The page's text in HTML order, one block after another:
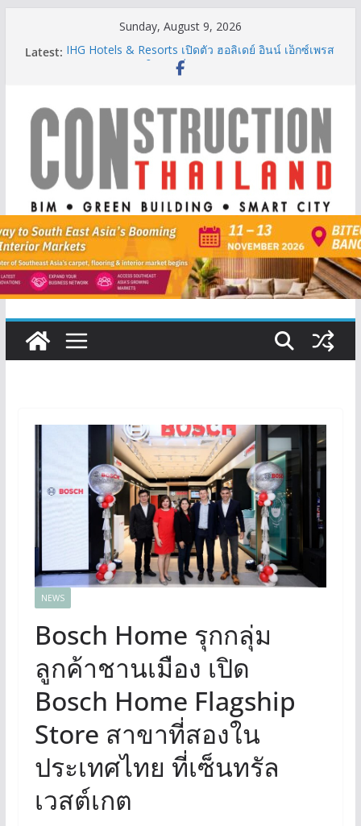
Sunday, August 9, 2026
Latest: IHG Hotels & Resorts เปิดตัว ฮอลิเดย์ อินน์ เอ็กซ์เพรส
อ่าวนางแห่งแรกในกระบี่
รับมือแผ่นดินไหว
TITLE เผยรายได้ครึ่งปีแรก’69 มากกว่า 2,000 ล้านบาท
เติบโต 377% ชี้ดีมานด์ภูเก็ตยังแกร่ง
BCT Expo 2026 ชูแนวคิด “Empowering Net Zero in
Construction & Mining” ขับเคลื่อนอุตสาหกรรม
ลลิล พร็อพเพอร์ตี้ ก้าวสู่ปีที่ 40 ยึดลูกค้าเป็นศูนย์กลาง
เดินหน้าสร้างการเติบโตอย่างยั่งยืน
NEWS
Bosch Home รุกกลุ่ม
ลูกค้าชานเมือง เปิด
Bosch Home Flagship
Store สาขาที่สองใน
ประเทศไทย ที่เซ็นทรัล
เวสต์เกต